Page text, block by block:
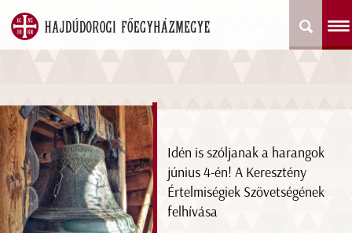
Idén is szóljanak a harangok
június 4-én! A Keresztény
Értelmiségiek Szövetségének
felhívása